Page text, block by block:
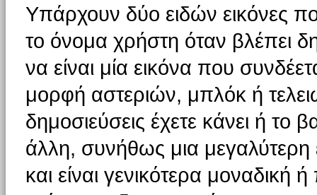
Υπάρχουν δύο ειδών εικόνες
το όνομα χρήστη όταν βλέπει
να είναι μία εικόνα που
μορφή αστεριών, μπλόκ ή
δημοσιεύσεις έχετε κάνει ή
άλλη, συνήθως μια
και είναι γενικότερα